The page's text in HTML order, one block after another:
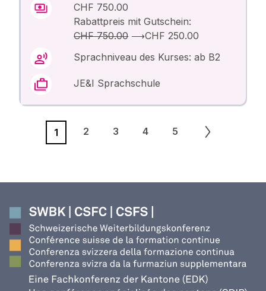
CHF 750.00
Rabattpreis mit Gutschein:
CHF 750.00⟶CHF 250.00
Sprachniveau des Kurses: ab B2
JE&I Sprachschule
1 2 3 4 5